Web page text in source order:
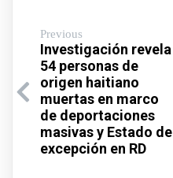
Previous
Investigación revela
54 personas de
origen haitiano
muertas en marco
de deportaciones
masivas y Estado de
excepción en RD